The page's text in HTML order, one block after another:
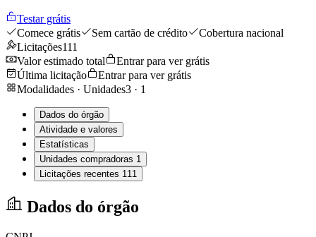
Testar grátis
Comece grátis
Sem cartão de crédito
Cobertura nacional
Licitações111
Valor estimado total
Entrar para ver grátis
Última licitação
Entrar para ver grátis
Modalidades · Unidades3 · 1
Dados do órgão
Atividade e valores
Estatísticas
Unidades compradoras 1
Licitações recentes 111
Dados do órgão